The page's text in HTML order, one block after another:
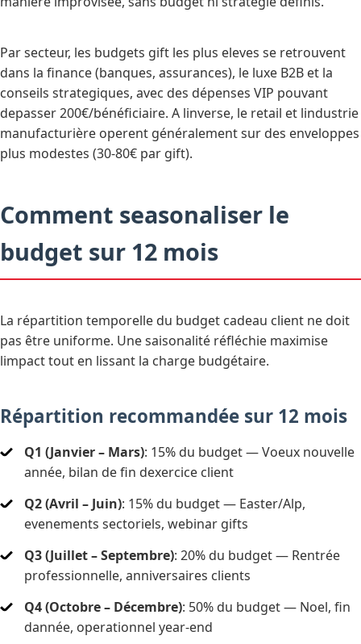
Par secteur, les budgets gift les plus eleves se retrouvent
dans la finance (banques, assurances), le luxe B2B et la
conseils strategiques, avec des dépenses VIP pouvant
depasser 200€/bénéficiaire. A linverse, le retail et lindustrie
manufacturière operent généralement sur des enveloppes
plus modestes (30-80€ par gift).
Comment seasonaliser le
budget sur 12 mois
La répartition temporelle du budget cadeau client ne doit
pas être uniforme. Une saisonalité réfléchie maximise
limpact tout en lissant la charge budgétaire.
Répartition recommandée sur 12 mois
Q1 (Janvier – Mars): 15% du budget — Voeux nouvelle
année, bilan de fin dexercice client
Q2 (Avril – Juin): 15% du budget — Easter/Alp,
evenements sectoriels, webinar gifts
Q3 (Juillet – Septembre): 20% du budget — Rentrée
professionnelle, anniversaires clients
Q4 (Octobre – Décembre): 50% du budget — Noel, fin
dannée, operationnel year-end